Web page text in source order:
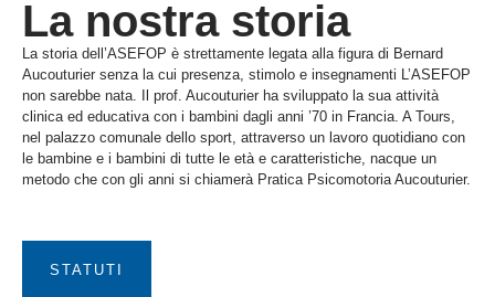
La nostra storia
La storia dell’ASEFOP è strettamente legata alla figura di Bernard
Aucouturier senza la cui presenza, stimolo e insegnamenti L’ASEFOP
non sarebbe nata. Il prof. Aucouturier ha sviluppato la sua attività
clinica ed educativa con i bambini dagli anni ’70 in Francia. A Tours,
nel palazzo comunale dello sport, attraverso un lavoro quotidiano con
le bambine e i bambini di tutte le età e caratteristiche, nacque un
metodo che con gli anni si chiamerà Pratica Psicomotoria Aucouturier.
STATUTI